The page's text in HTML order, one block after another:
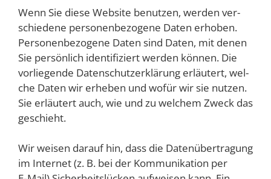
Wenn Sie die­se Web­site benut­zen, wer­den ver­
schie­de­ne per­so­nen­be­zo­ge­ne Daten erho­ben.
Per­so­nen­be­zo­ge­ne Daten sind Daten, mit denen
Sie per­sön­lich iden­ti­fi­ziert wer­den kön­nen. Die
vor­lie­gen­de Daten­schutz­er­klä­rung erläu­tert, wel­
che Daten wir erhe­ben und wofür wir sie nut­zen.
Sie erläu­tert auch, wie und zu wel­chem Zweck das
geschieht.
Wir wei­sen dar­auf hin, dass die Daten­über­tra­gung
im Inter­net (z. B. bei der Kom­mu­ni­ka­ti­on per